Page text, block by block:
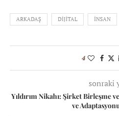
ARKADAŞ DIJITAL INSAN
4
sonraki
Yıldırım Nikahı: Şirket Birleşme
ve